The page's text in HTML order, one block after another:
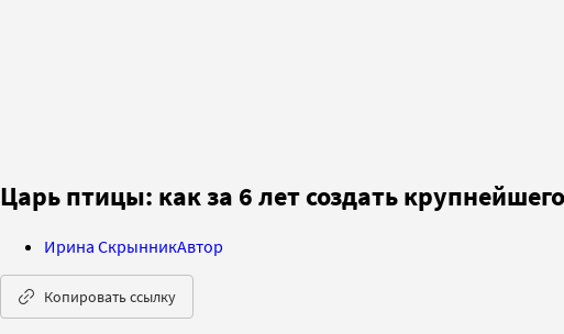
Царь птицы: как за 6 лет создать
Ирина СкрынникАвтор
Копировать ссылку